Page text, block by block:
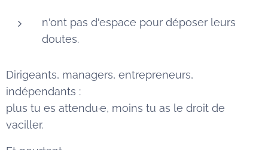
n'ont pas d'espace pour déposer leurs
doutes.
Dirigeants, managers, entrepreneurs,
indépendants :
plus tu es attendu·e, moins tu as le droit de
vaciller.